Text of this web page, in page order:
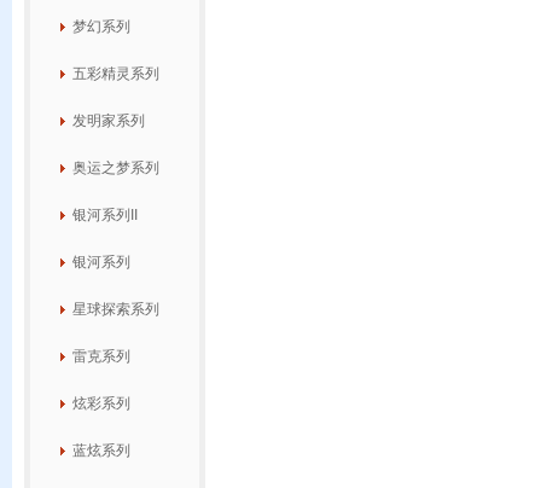
梦幻系列
五彩精灵系列
发明家系列
奥运之梦系列
银河系列II
银河系列
星球探索系列
雷克系列
炫彩系列
蓝炫系列